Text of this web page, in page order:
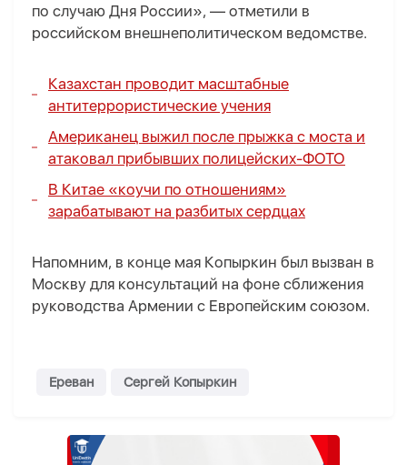
по случаю Дня России», — отметили в
российском внешнеполитическом ведомстве.
Казахстан проводит масштабные
антитеррористические учения
Американец выжил после прыжка с моста и
атаковал прибывших полицейских-ФОТО
В Китае «коучи по отношениям»
зарабатывают на разбитых сердцах
Напомним, в конце мая Копыркин был вызван в
Москву для консультаций на фоне сближения
руководства Армении с Европейским союзом.
Ереван Сергей Копыркин